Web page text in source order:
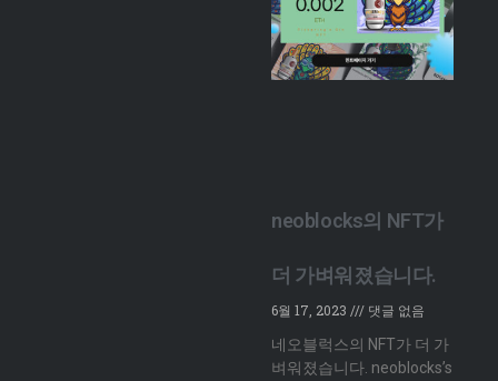
neoblocks의 NFT가
더 가벼워졌습니다.
6월 17, 2023
댓글 없음
네오블럭스의 NFT가 더 가
벼워졌습니다. neoblocks’s